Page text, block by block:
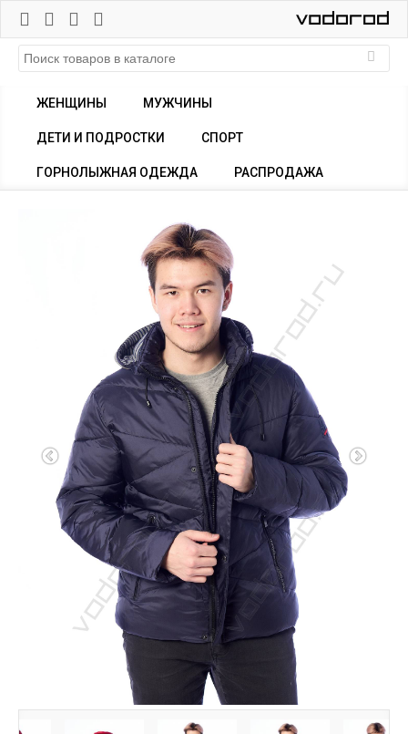
ЖЕНЩИНЫ МУЖЧИНЫ
ДЕТИ И ПОДРОСТКИ СПОРТ
ГОРНОЛЫЖНАЯ ОДЕЖДА РАСПРОДАЖА